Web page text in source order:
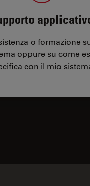
o formazione
oppure su come
con il mio